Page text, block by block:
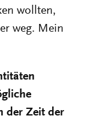
wollten,
weg. Mein
der Zeit der